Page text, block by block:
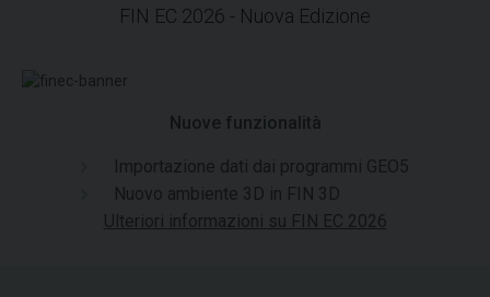
FIN EC 2026 - Nuova Edizione
Nuove funzionalità
Importazione dati dai programmi GEO5
Nuovo ambiente 3D in FIN 3D
Ulteriori informazioni su FIN EC 2026